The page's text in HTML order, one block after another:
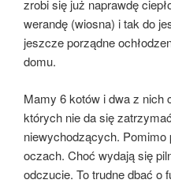
zrobi się już naprawdę
werandę (wiosna) i tak do
jeszcze porządne
domu.
Mamy 6 kotów i dwa z nich
których nie da się
niewychodzących. Pomimo
oczach. Choć wydają się
odczucie. To trudne dbać o